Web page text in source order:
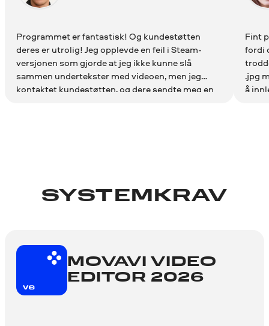
Programmet er fantastisk! Og kundestøtten
deres er utrolig! Jeg opplevde en feil i Steam-
versjonen som gjorde at jeg ikke kunne slå
sammen undertekster med videoen, men jeg
kontaktet kundestøtten, og dere sendte meg en
Fint
fordi
.jpg
å
SYSTEMKRAV
MOVAVI VIDEO
EDITOR 2026